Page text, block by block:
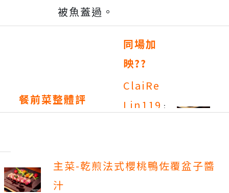
被魚蓋過。
餐前菜整體評
同場加
映??
ClaiRe
Lin119 ：
鮮，蝦子
主菜-乾煎法式櫻桃鴨佐覆盆子醬
汁